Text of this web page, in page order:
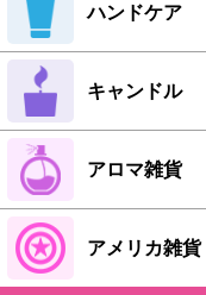
ハンドケア
キャンドル
アロマ雑貨
アメリカ雑貨